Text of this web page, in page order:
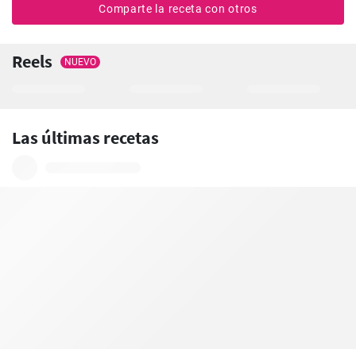
Comparte la receta con otros
Reels NUEVO
Las últimas recetas